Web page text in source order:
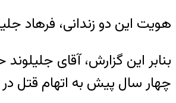
هویت این دو زندانی، فرهاد جلیلوند، ۳۰ ساله، اهل الیگودرز و سیدعلی بزرگی، ۲۸ ساله و اهل
بنابر این گزارش، آقای
چهار سال پیش به اتهام قتل